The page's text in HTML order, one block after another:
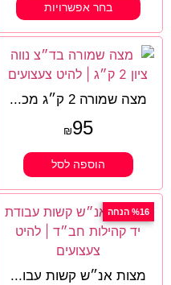
בחר אפשרויות
מצה שמורה 2 ק״ג מכ...
₪95
הוספה לסל
%16 הנחה
מצות אנ״ש קשות עבו...